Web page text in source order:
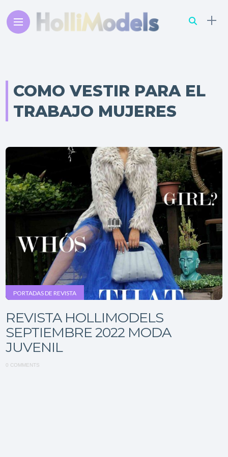
COMO VESTIR PARA EL
TRABAJO MUJERES
PORTADAS DE REVISTA
REVISTA HOLLIMODELS
SEPTIEMBRE 2022 MODA
JUVENIL
0 COMMENTS